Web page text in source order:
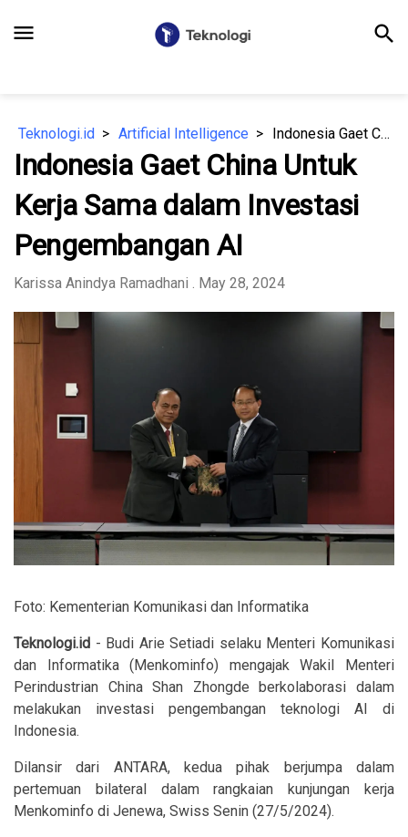
menu search
Teknologi.id Artificial Intelligence Indonesia Gaet China Untuk Kerja Sama dalam Investasi Pengembangan AI
Indonesia Gaet China Untuk
Kerja Sama dalam Investasi
Pengembangan AI
Karissa Anindya Ramadhani . May 28, 2024
Foto: Kementerian Komunikasi dan Informatika
Teknologi.id - Budi Arie Setiadi selaku Menteri Komunikasi
dan Informatika (Menkominfo) mengajak Wakil Menteri
Perindustrian China Shan Zhongde berkolaborasi dalam
melakukan investasi pengembangan teknologi AI di
Indonesia.
Dilansir dari ANTARA, kedua pihak berjumpa dalam
pertemuan bilateral dalam rangkaian kunjungan kerja
Menkominfo di Jenewa, Swiss Senin (27/5/2024).